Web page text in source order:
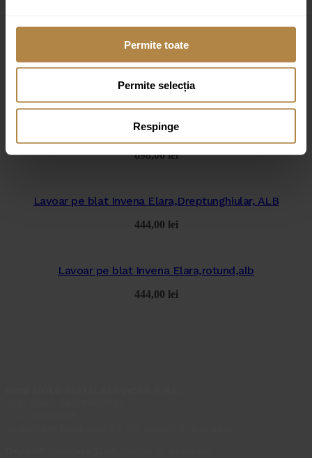
Permite toate
Permite selecția
Respinge
Lavoar de blat Invena Westa 45 cm alb lucios (copie)
396,00lei
Lavoar pe blat Invena Elara oval,Alb
698,00lei
Lavoar pe blat Invena Elara,Dreptunghiular, ALB
444,00 lei
Lavoar pe blat Invena Elara,rotund,alb
444,00 lei